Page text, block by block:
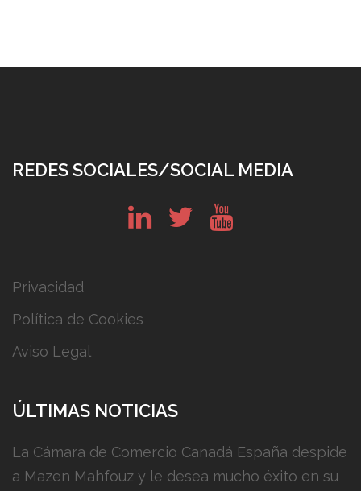
REDES SOCIALES/SOCIAL MEDIA
Privacidad
Política de Cookies
Aviso Legal
ÚLTIMAS NOTICIAS
La Cámara de Comercio Canadá España despide
a Mazen Mahfouz y le desea mucho éxito en su